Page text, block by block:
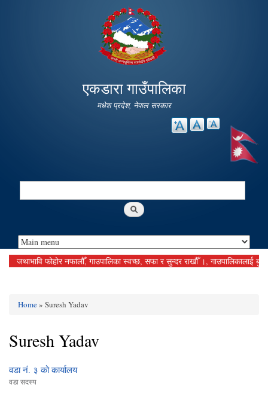
main
content
एकडारा गाउँपालिका
मधेश प्रदेश, नेपाल सरकार
Search
जथाभावि फोहोर नफालौँ, गाउपालिका स्वच्छ, सफा र सुन्दर राखौँ ।, गाउपालिकालाई
Home» Suresh Yadav
Suresh Yadav
वडा नं. ३ को कार्यालय
वडा सदस्य